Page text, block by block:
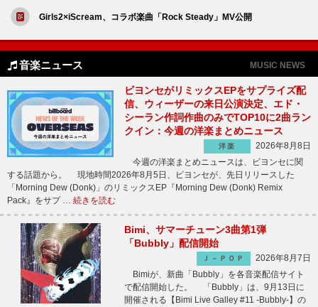
Girls2×iScream、コラボ楽曲「Rock Steady」MV公開
音楽ニュース MUSIC NEWS
ビヨンセがリミックスEPをサプライズ配
信、ウィーザーの来日公演決定、エド・
シーラン作詞作曲のみでTOP10に2曲ラン
クイン：今週の洋楽まとめニュース
洋楽
2026年8月8日
今週の洋楽まとめニュースは、ビヨンセに関
する話題から。 現地時間2026年8月5日、ビヨンセが、先日リリースした
「Morning Dew (Donk)」のリミックスEP『Morning Dew (Donk) Remix
Pack』をサプ … 続きを読む
Bimi、サマーチューン3曲第1弾
「Bubbly」配信開始
Ｊ－ＰＯＰ
2026年8月7日
Bimiが、新曲「Bubbly」を各音楽配信サイト
で配信開始した。 「Bubbly」は、9月13日に
開催される【Bimi Live Galley #11 -Bubbly-】の